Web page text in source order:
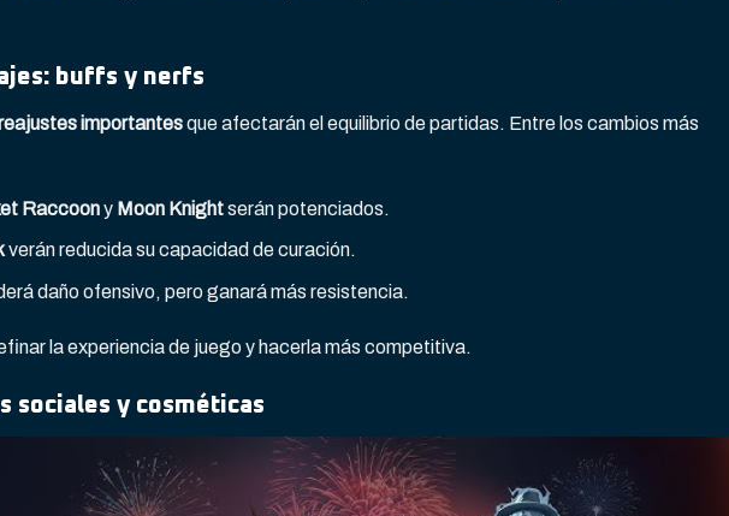
buffs y nerfs
importantesque afectarán el equilibrio de partidas. Entre los cambios más
Raccoony Moon Knightserán potenciados.
verán reducida su capacidad de curación.
daño ofensivo, pero ganará más resistencia.
la experiencia de juego y hacerla más competitiva.
sociales y cosméticas